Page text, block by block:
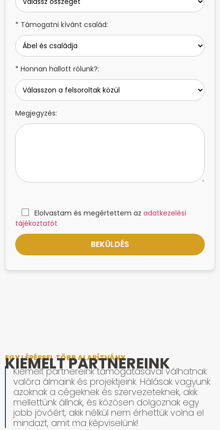
* Támogatni kívánt család:
* Honnan hallott rólunk?:
Megjegyzés:
Elolvastam és megértettem az adatkezelési
tájékoztatót
EGY LÉPÉSSEL TÖBB ALAPÍTVÁNY
KIEMELT PARTNEREINK
Kiemelt partnereink támogatásával válhatnak
valóra álmaink és projektjeink. Hálásak vagyunk
azoknak a cégeknek és szervezeteknek, akik
mellettünk állnak, és közösen dolgoznak egy
jobb jövőért, akik nélkül nem érhettük volna el
mindazt, amit ma képviselünk!